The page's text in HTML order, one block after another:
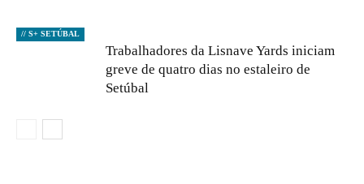
// S+ SETÚBAL
Trabalhadores da Lisnave Yards iniciam
greve de quatro dias no estaleiro de
Setúbal